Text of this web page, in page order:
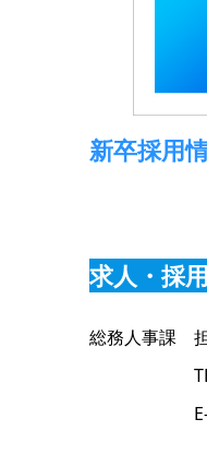
新卒採用
求人・採
総務人事課 担
E-